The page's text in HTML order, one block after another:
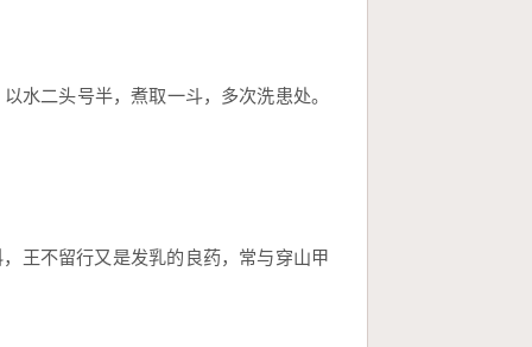
水二头号半，煮取一斗，多次洗患处。
王不留行又是发乳的良药，常与穿山甲